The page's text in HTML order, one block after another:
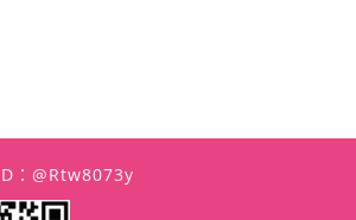
：@rtw8073y